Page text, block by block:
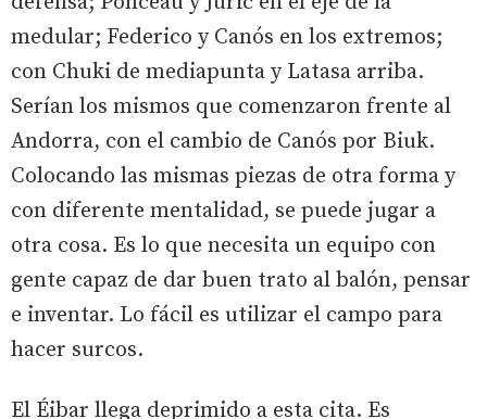
medular; Federico y Canós en los extremos;
con Chuki de mediapunta y Latasa arriba.
Serían los mismos que comenzaron frente al
Andorra, con el cambio de Canós por Biuk.
Colocando las mismas piezas de otra forma y
con diferente mentalidad, se puede jugar a
otra cosa. Es lo que necesita un equipo con
gente capaz de dar buen trato al balón, pensar
e inventar. Lo fácil es utilizar el campo para
hacer surcos.
El Éibar llega deprimido a esta cita. Es